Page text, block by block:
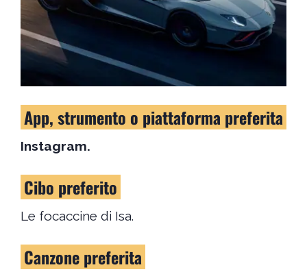
App, strumento o piattaforma preferita
Instagram.
Cibo preferito
Le focaccine di Isa.
Canzone preferita